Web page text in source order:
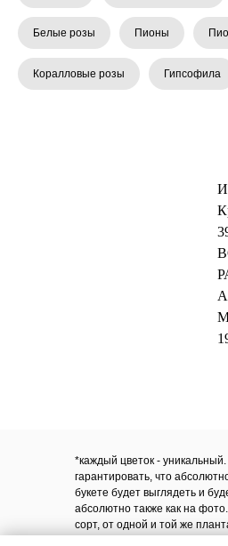
Белые розы Пионы
Коралловые розы Гипсофила
*каждый цветок -
гарантировать, что
букете будет выглядеть и
абсолютно также как на
сорт, от одной и той же